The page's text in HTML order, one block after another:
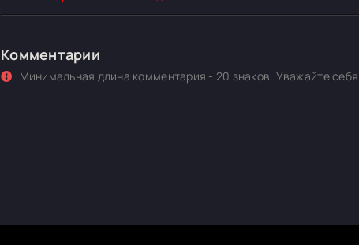
Комментарии
Минимальная длина комментария - 20 знаков. Уважайте себя